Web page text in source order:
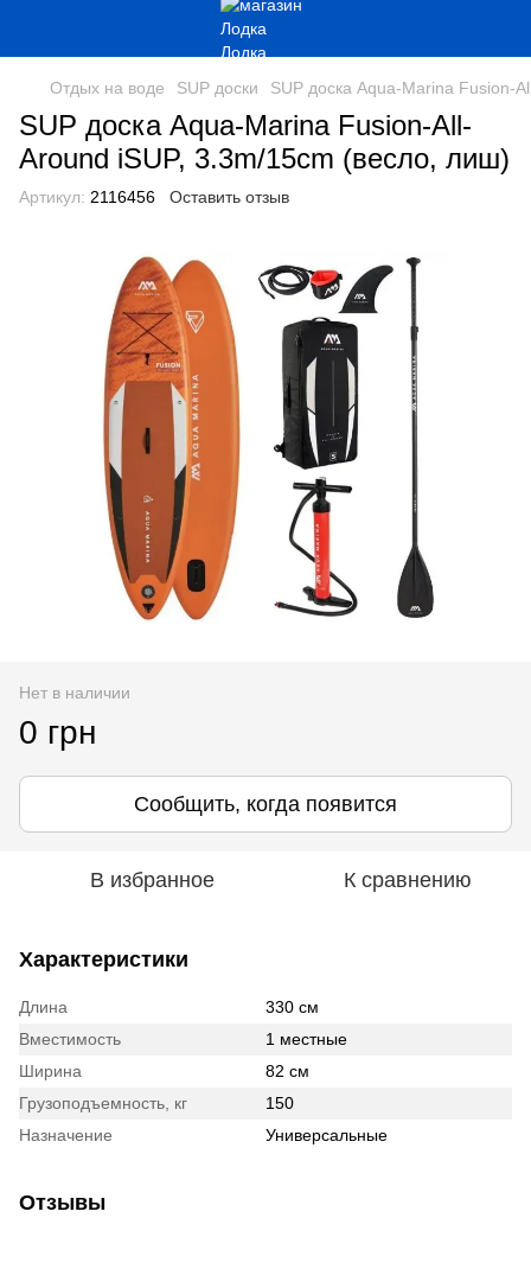
Отдых на воде SUP доски SUP доска Aqua-Marina Fusion-
SUP доска Aqua-Marina Fusion-All-
Around iSUP, 3.3m/15cm (весло, лиш)
Артикул: 2116456 Оставить отзыв
Нет в наличии
0 грн
Сообщить, когда появится
В избранное К сравнению
Характеристики
Длина
330 см
Вместимость
1 местные
Ширина
82 см
Грузоподъемность, кг
150
Назначение
Универсальные
Отзывы